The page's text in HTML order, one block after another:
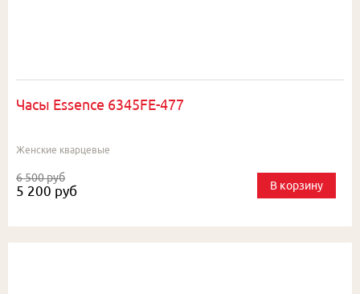
Часы Essence 6345FE-477
Женские кварцевые
6 500 руб
5 200 руб В корзину